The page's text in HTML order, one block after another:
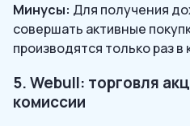
Минусы: Для получения
совершать активные
производятся только раз в
5. Webull: торговля
комиссии